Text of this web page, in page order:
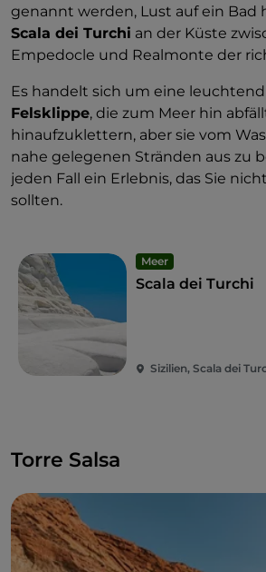
genannt werden, Lust auf ein Bad
Scala dei Turchi an der Küste
Empedocle und Realmonte der
Es handelt sich um eine leuchtend
Felsklippe, die zum Meer hin
hinaufzuklettern, aber sie vom
nahe gelegenen Stränden aus zu
jeden Fall ein Erlebnis, das Sie
sollten.
Meer
Scala dei Turchi
Sizilien, Scala dei
Torre Salsa